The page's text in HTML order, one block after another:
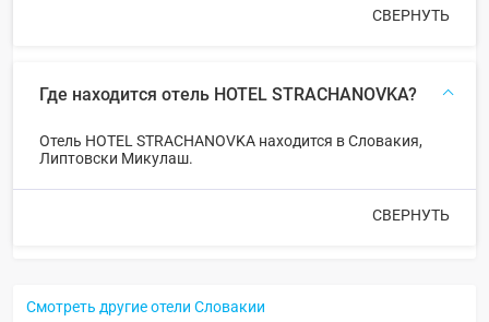
СВЕРНУТЬ
Где находится отель HOTEL STRACHANOVKA?
Отель HOTEL STRACHANOVKA находится в Словакия,
Липтовски Микулаш.
СВЕРНУТЬ
Смотреть другие отели Словакии